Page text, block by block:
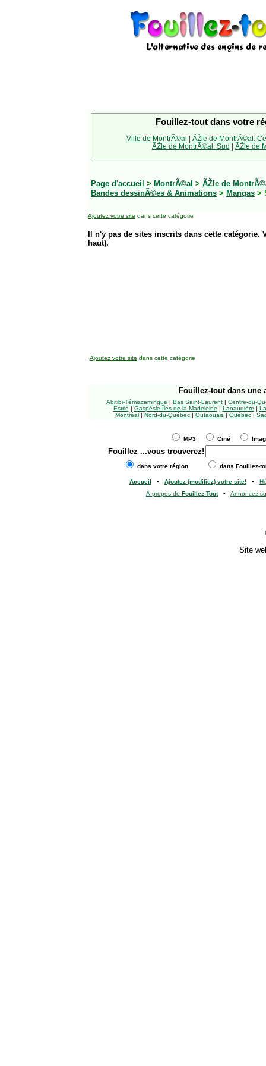
Fouillez-tout dans votre
Ville de MontrÃ©al | ÃŽle de MontrÃ©al:
ÃŽle de MontrÃ©al: Sud | ÃŽle de
Page d'accueil > MontrÃ©al > ÃŽle de
Bandes dessinÃ©es & Animations > Mangas >
Ajoutez votre site dans cette catégorie
Il n'y pas de sites inscrits dans cette
haut).
Ajoutez votre site dans cette catégorie
Fouillez-tout dans une
Abitibi-Témiscamingue | Bas Saint-Laurent| Centre-du-
Estrie | Gaspésie-Îles-de-la-Madeleine | Lanaudière |
Montréal | Nord-du-Québec | Outaouais | Québec |
MP3 Ciné
Fouillez ...vous trouverez!
dans votre région dans Fouillez-
Accueil • Ajoutez (modifiez) votre site!•
À propos de Fouillez-Tout• Annoncez
Site